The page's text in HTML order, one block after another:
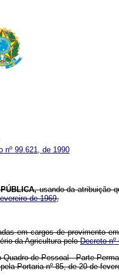
nº 99.621, de 1990
usando da atribuição
de 1969,
em cargos de provimento
da Agricultura peloDecreto
Quadro de Pessoal - Parte
Portaria nº 85, de 20 de